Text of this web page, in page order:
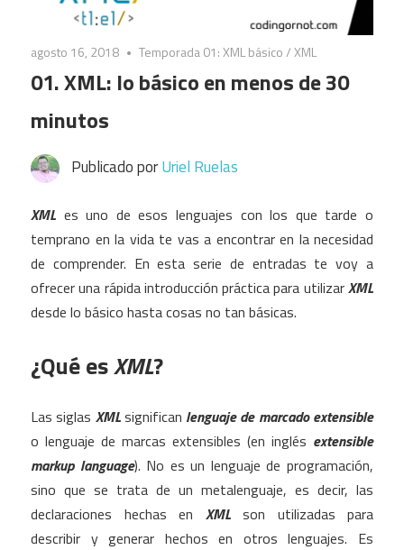
agosto 16, 2018 Temporada 01: XML básico/XML
01. XML: lo básico en menos de 30
minutos
Publicado porUriel Ruelas
XML es uno de esos lenguajes con los que tarde o
temprano en la vida te vas a encontrar en la necesidad
de comprender. En esta serie de entradas te voy a
ofrecer una rápida introducción práctica para utilizarXML
desde lo básico hasta cosas no tan básicas.
¿Qué esXML?
Las siglas XMLsignifican lenguaje de marcado extensible
o lenguaje de marcas extensibles (en inglés extensible
markup language). No es un lenguaje de programación,
sino que se trata de un metalenguaje, es decir, las
declaraciones hechas en XMLson utilizadas para
describir y generar hechos en otros lenguajes. Es